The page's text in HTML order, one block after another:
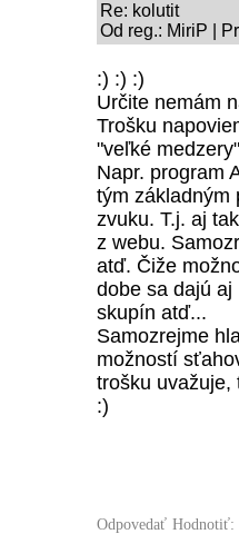
Re: kolutit
Od reg.: MiriP |
:) :) :)
Určite nemám
Trošku
"veľké
Napr. program
tým základným
zvuku. T.j. aj
z webu.
atď. Čiže
dobe sa dajú
skupín atď...
Samozrejme
možností
trošku uvažuje,
:)
Odpovedať Hodnotiť: